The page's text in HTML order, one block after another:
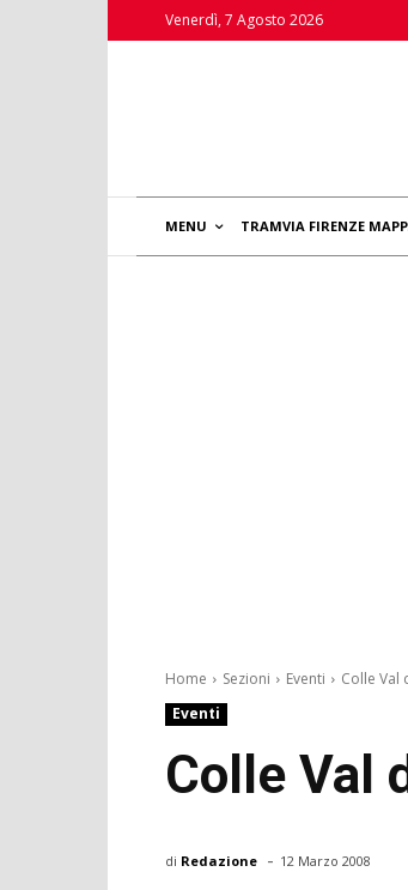
Venerdì, 7 Agosto 2026
MENU TRAMVIA FIRENZE
Home Sezioni Eventi
Colle Val
Eventi
Colle Val
di Redazione - 12 Marzo 2008